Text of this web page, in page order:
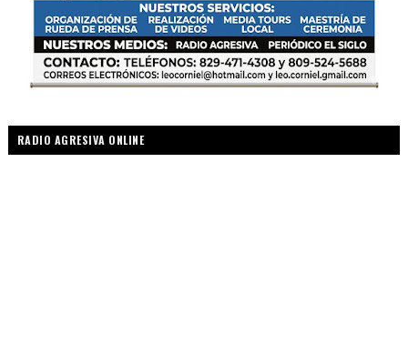
RADIO AGRESIVA ONLINE